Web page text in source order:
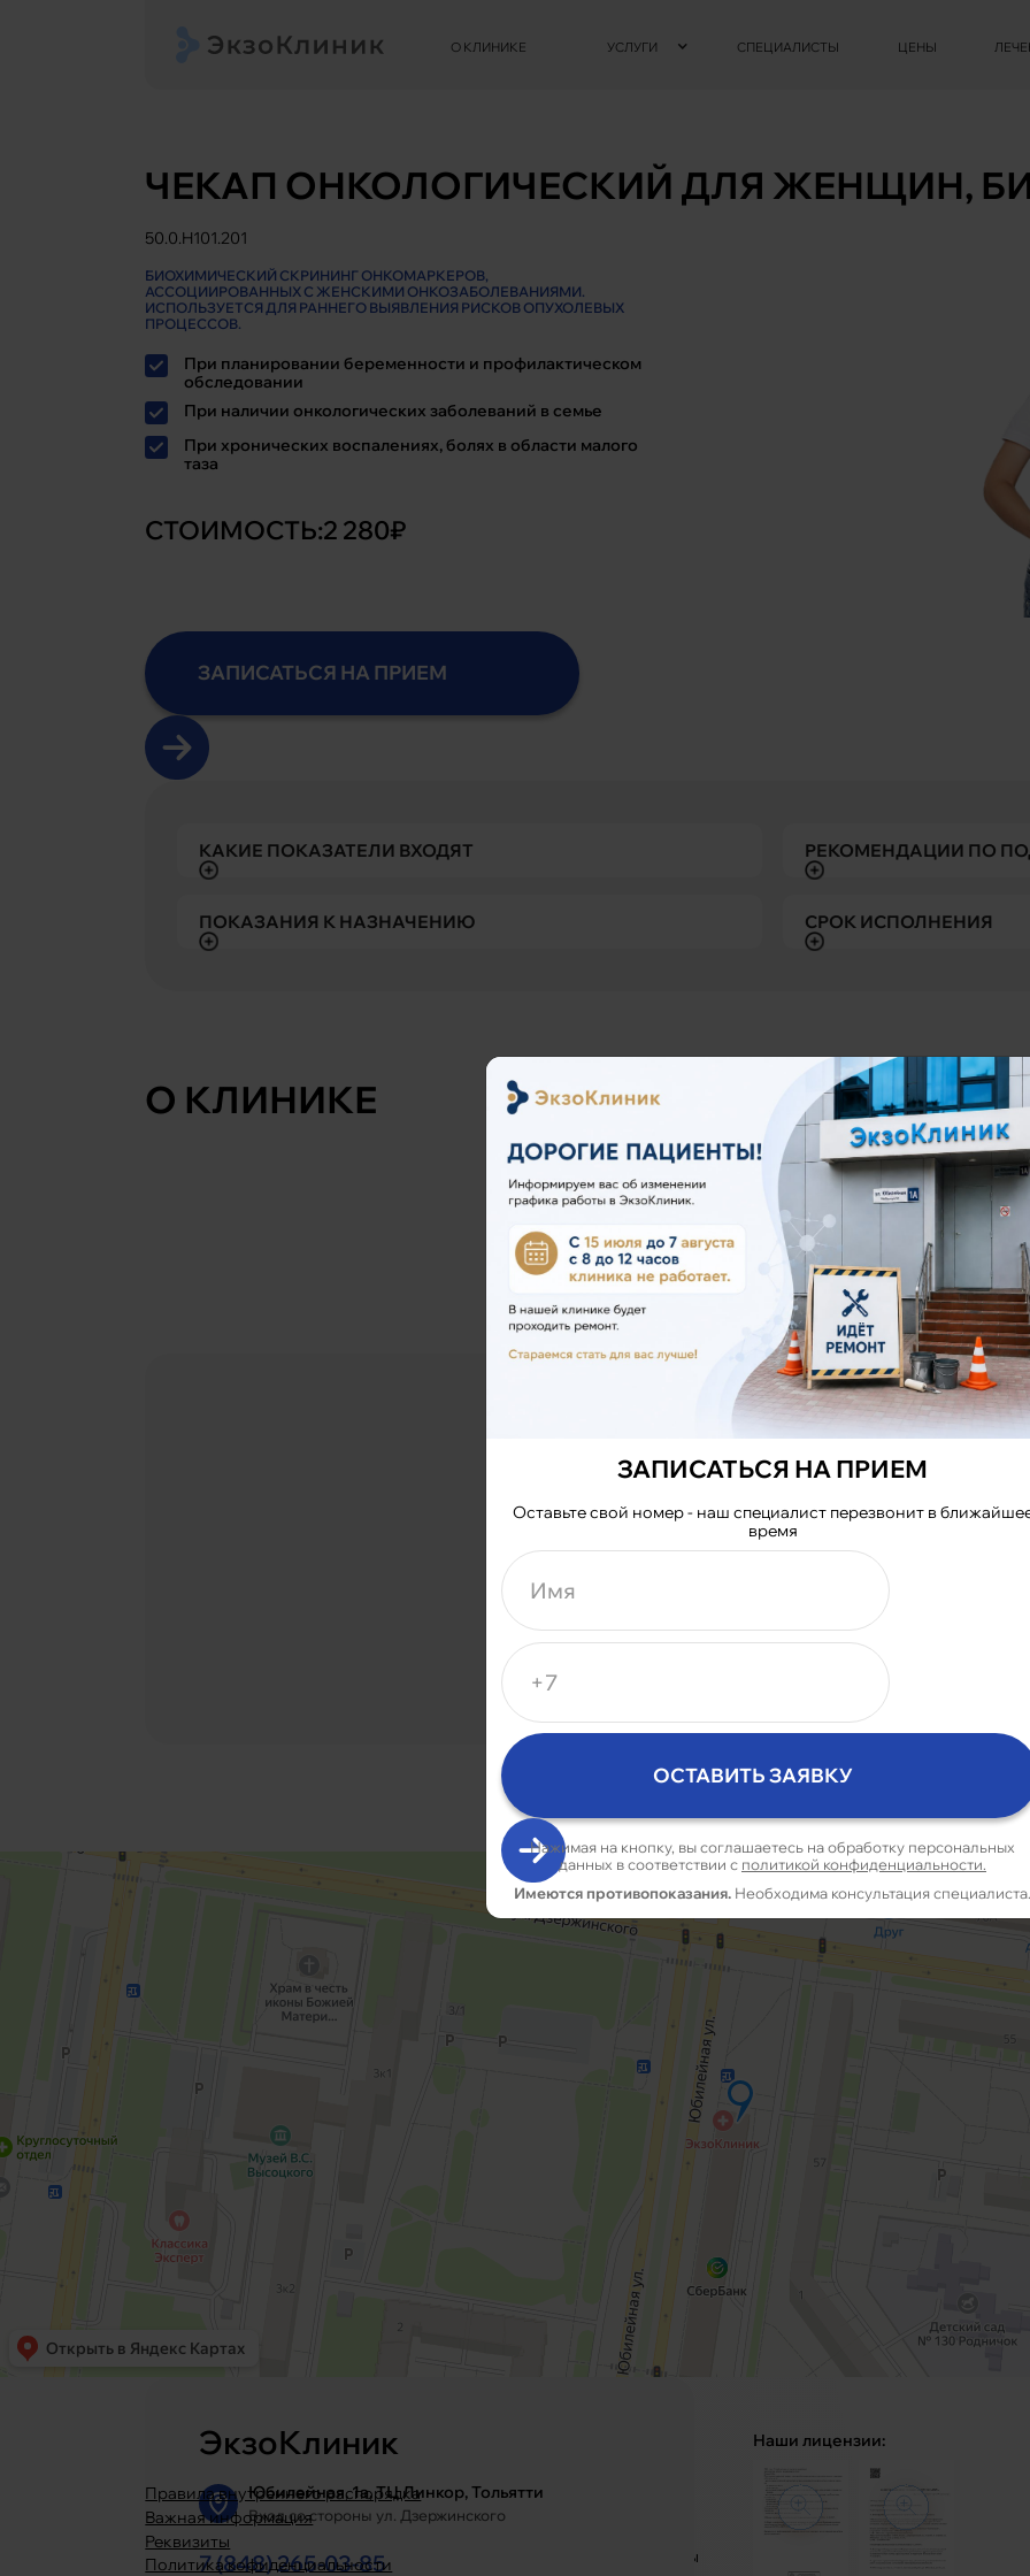
О КЛИНИКЕ УСЛУГИ СПЕЦИАЛИСТЫ ЦЕНЫ
ЧЕКАП ОНКОЛОГИЧЕСКИЙ ДЛЯ ЖЕНЩИН,
50.0.H101.201
БИОХИМИЧЕСКИЙ СКРИНИНГ ОНКОМАРКЕРОВ,
АССОЦИИРОВАННЫХ С ЖЕНСКИМИ ОНКОЗАБОЛЕВАНИЯМИ.
ИСПОЛЬЗУЕТСЯ ДЛЯ РАННЕГО ВЫЯВЛЕНИЯ РИСКОВ ОПУХОЛЕВЫХ
ПРОЦЕССОВ.
При планировании беременности и профилактическом
обследовании
При наличии онкологических заболеваний в семье
При хронических воспалениях, болях в области малого
таза
СТОИМОСТЬ:2 280₽
ЗАПИСАТЬСЯ НА ПРИЕМ
КАКИЕ ПОКАЗАТЕЛИ ВХОДЯТ РЕКОМЕНДАЦИИ ПО
ПОКАЗАНИЯ К НАЗНАЧЕНИЮ СРОК ИСПОЛНЕНИЯ
О КЛИНИКЕ
ЗАПИСАТЬСЯ
НА ПРИЁМ
Позвоните по телефону:
7 (848) 265-03-
или оставьте заявку и мы
ЭкзоКлиник
Юбилейная, 1а, ТЦ Линкор, Тольятти
Вход со стороны ул. Дзержинского
7 (848) 265-03-85
Правила внутреннего распорядка
Важная информация
Реквизиты
Политика кофиденциальности
Специалисты
Наши лицензии:
ЗАПИСАТЬСЯ НА ПРИЕМ
Оставьте свой номер - наш специалист перезвонит в
время
Нажимая на кнопку, вы соглашаетесь на обработку персональных
данных в соответствии с политикой конфиденциальности.
Имеются противопоказания. Необходима консультация специалиста.